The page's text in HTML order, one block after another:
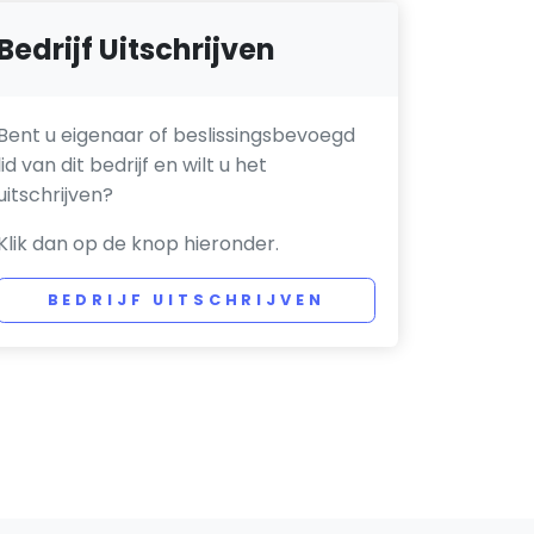
Uitschrijven
u eigenaar of beslissingsbevoegd
van dit bedrijf en wilt u het
dan op de knop hieronder.
BEDRIJF UITSCHRIJVEN